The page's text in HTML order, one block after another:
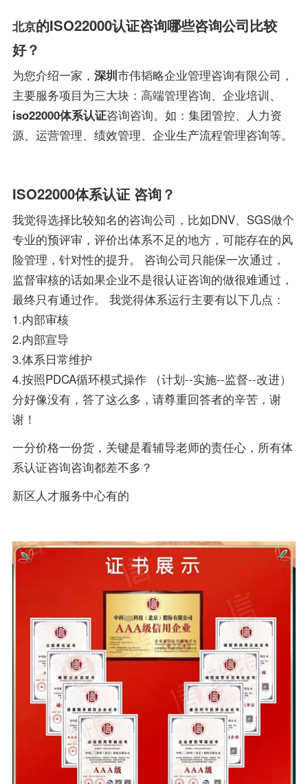
北京的ISO22000认证咨询哪些咨询公司比较
好？
为您介绍一家， 深圳市伟韬略企业管理咨询有限公司，
主要服务项目为三大块：高端管理咨询、企业培训、
iso22000体系认证咨询咨询。如：集团管控、人力资
源、运营管理、绩效管理、企业生产流程管理咨询等。
ISO22000体系认证 咨询？
我觉得选择比较知名的咨询公司，比如DNV、SGS做个
专业的预评审，评价出体系不足的地方，可能存在的风
险管理，针对性的提升。 咨询公司只能保一次通过，
监督审核的话如果企业不是很认证咨询的做很难通过，
最终只有通过作。 我觉得体系运行主要有以下几点：
1.内部审核
2.内部宣导
3.体系日常维护
4.按照PDCA循环模式操作 （计划--实施--监督--改进）
分好像没有，答了这么多，请尊重回答者的辛苦，谢
谢！
一分价格一份货，关键是看辅导老师的责任心，所有体
系认证咨询咨询都差不多？
新区人才服务中心有的